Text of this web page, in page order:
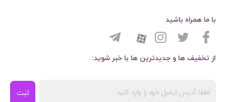
از تخفیف ها و جدیدترین ها با خبر شوید:
ثبت
با ما همراه باشید